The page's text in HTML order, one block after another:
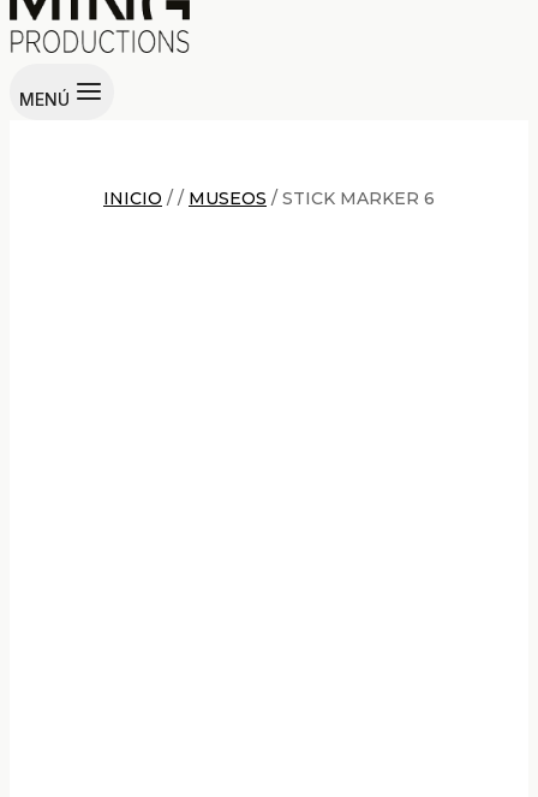
MENÚ
INICIO / / MUSEOS / STICK MARKER 6